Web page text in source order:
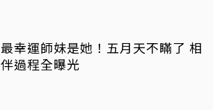
最幸運師妹是她！五月天不瞞了 相
伴過程全曝光